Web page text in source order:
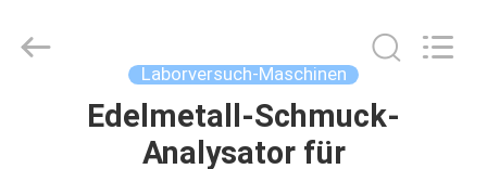
Ltd..
Laborversuch-Maschinen
Edelmetall-Schmuck-
Analysator für